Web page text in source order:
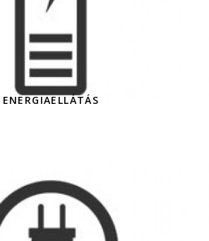
ENERGIAELLÁTÁS